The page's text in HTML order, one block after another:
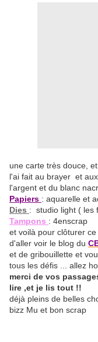
une carte très douce,
l'ai fait au brayer et
l'argent et du blanc
Papiers : aquarelle et
Dies : studio light ( les
Tampons : 4enscrap
et voilà pour clôturer
d'aller voir le blog du
et de gribouillette et
tous les défis ... allez
merci de vos
lire ,et je lis tout !!
déjà pleins de belles
bizz Mu et bon scrap